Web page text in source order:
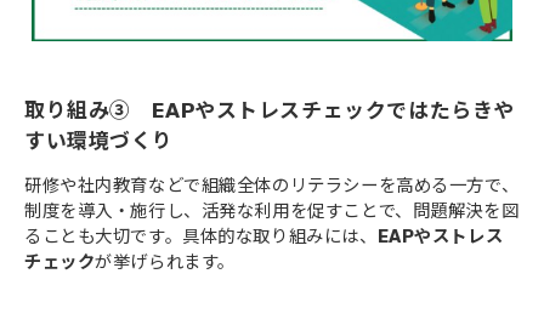
取り組み③ EAPやストレスチェックではたらきや
すい環境づくり
研修や社内教育などで組織全体のリテラシーを高める一方で、
制度を導入・施行し、活発な利用を促すことで、問題解決を図
ることも大切です。具体的な取り組みには、
EAPやストレス
チェックが挙げられます。